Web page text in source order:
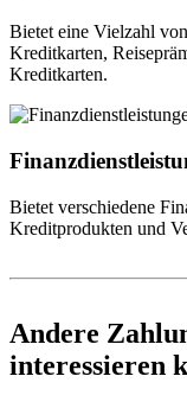
Bietet eine Vielzahl
Kreditkarten,
Kreditkarten.
Bietet verschiedene
Kreditprodukten und
Andere
interessieren